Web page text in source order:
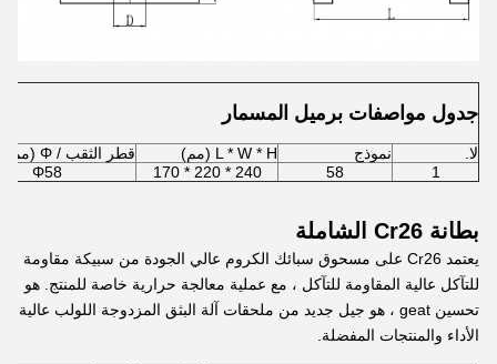
جدول مواصفات برميل المسمار
لا. نموذج L * W * H (مم)
قطر الثقب / Φ (مم)
1
58
240 * 220 * 170
Φ58
بطانة Cr26 الشاملة
يعتمد Cr26 على مسحوق سبائك الكروم عالي الجودة من سبيكة مقاومة
للتآكل عالية المقاومة للتآكل ، مع عملية معالجة حرارية خاصة للمنتج. هو
تحسين geat ، هو جيل جديد من ملحقات آلة البثق المزدوجة اللولب عالية
الأداء والمنتجات المفضلة.